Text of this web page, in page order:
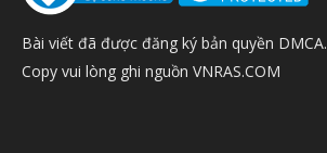
Bài viết đã được đăng ký bản quyền DMCA.
Copy vui lòng ghi nguồn VNRAS.COM